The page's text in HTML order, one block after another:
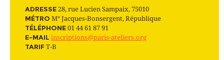
ADRESSE 28, rue Lucien Sampaix, 75010
MÉTRO M° Jacques-Bonsergent, République
TÉLÉPHONE 01 44 61 87 91
E-MAIL inscriptions@paris-ateliers.org
TARIF T-B